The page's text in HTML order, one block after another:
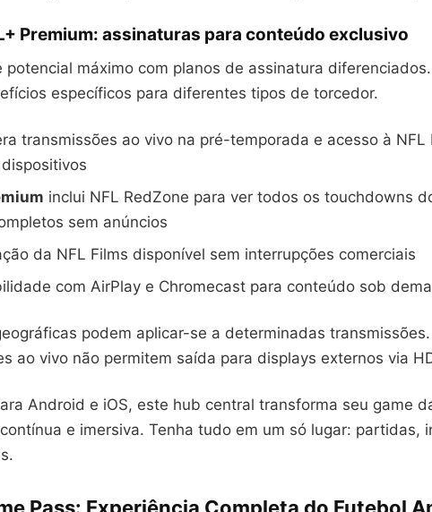
Premium: assinaturas para conteúdo exclusivo
potencial máximo com planos de assinatura
específicos para diferentes tipos de torcedor.
transmissões ao vivo na pré-temporada e acesso à NFL
inclui NFL RedZone para ver todos os touchdowns
sem anúncios
da NFL Films disponível sem interrupções comerciais
com AirPlay e Chromecast para conteúdo sob
podem aplicar-se a determinadas transmissões.
ao vivo não permitem saída para displays externos via
Android e iOS, este hub central transforma seu game
e imersiva. Tenha tudo em um só lugar: partidas,